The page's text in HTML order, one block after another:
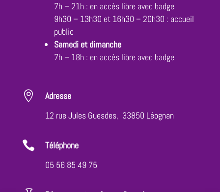
7h – 21h : en accès libre avec badge
9h30 – 13h30 et 16h30 – 20h30 : accueil
public
Samedi et dimanche
7h – 18h : en accès libre avec badge

Adresse
12 rue Jules Guesdes, 33850 Léognan

Téléphone
05 56 85 49 75